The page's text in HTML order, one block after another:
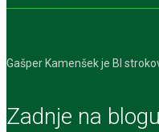
Gašper Kamenšek je BI
Zadnje na blogu